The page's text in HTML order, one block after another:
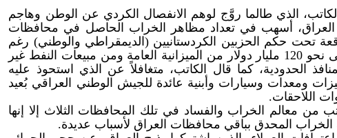
الذي طالما روَّج لوهم الانفصال الكردي عن الوطن وهاجم
العراق، أسهب في تعداد مظاهر الخراب الحاصل في محافظات
تحت حكم الحزبين الكردستانيين (الديمقراطي والوطني) رغم
استيلاء هذين الحزبين على نحو 120 مليار دولار من الميزانية العامة ومن مبيعات النفط غير
الحدودية، كما قال الكاتب، متغافلاً عن الذي استحوذ عليه
ومعدات وسيارات وأبنية عائدة للجيش الوطني العراقي بُعيد
اللاحقات.
من معالم الخراب والفساد في تلك المحافظات الثلاث إلا إنها
الخراب المحدق بباقي محافظات العراق لأسباب عديدة.